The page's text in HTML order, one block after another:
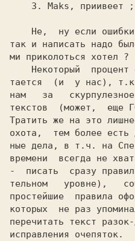
так и написать надо
ми приколоться хотел ?
тается  (и  у нас),
нам   за
текстов  (может,  еще
Тратить же на это
охота,  тем более есть
ные дела, в т.ч. на
времени  всегда не
-  писать  сразу
тельном   уровне),
простейшие  правила
которых  не раз
перечитать текст
исправления очепяток.